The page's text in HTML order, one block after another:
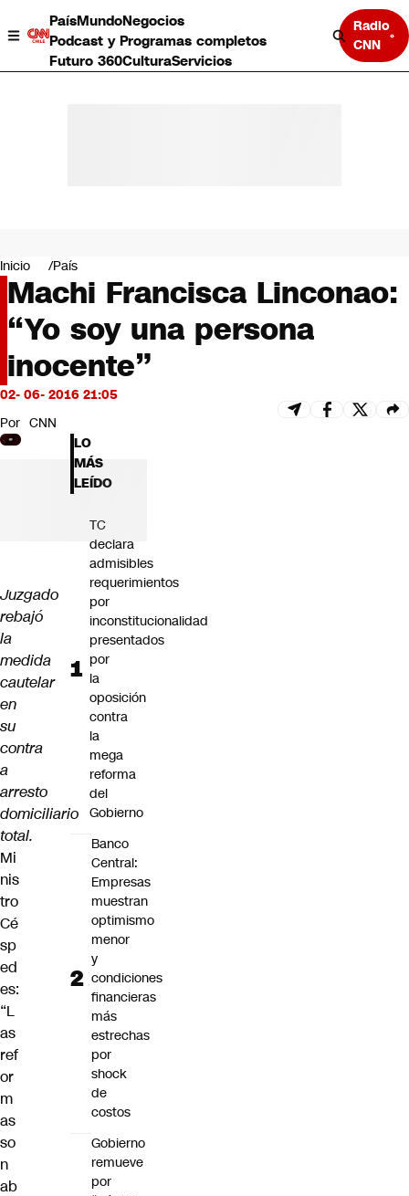
PaísMundoNegocios
Podcast y Programas completos
Futuro 360CulturaServicios
Radio
CNN
Negocios
Deportes
Programas completos
Cultura
Servicios
Bits
CNN tiempo
Futuro 360
Opinión
Inicio País
Machi Francisca Linconao:
“Yo soy una persona
inocente”
02- 06- 2016 21:05
Por CNN
Juzgado
rebajó
la
medida
cautelar
en
su
contra
a
arresto
domiciliario
total.
Mi
nis
tro
Cé
sp
ed
es:
“L
as
ref
or
m
as
so
n
ab
LO
MÁS
LEÍDO
TC
declara
admisibles
requerimientos
por
inconstitucionalidad
presentados
por
la
oposición
contra
la
mega
reforma
del
Gobierno
Banco
Central:
Empresas
muestran
optimismo
menor
y
condiciones
financieras
más
estrechas
por
shock
de
costos
Gobierno
remueve
por